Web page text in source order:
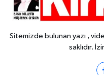
Sitemizde bulunan yazı ,
saklıdır.